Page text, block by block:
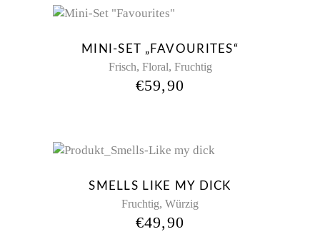
New
MINI-SET „FAVOURITES“
Frisch, Floral, Fruchtig
€59,90
SMELLS LIKE MY DICK
Fruchtig, Würzig
€49,90